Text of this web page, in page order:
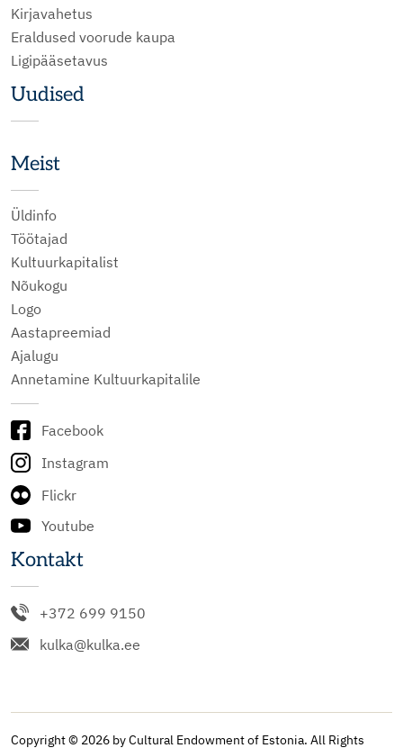
Kirjavahetus
Eraldused voorude kaupa
Ligipääsetavus
Uudised
Meist
Üldinfo
Töötajad
Kultuurkapitalist
Nõukogu
Logo
Aastapreemiad
Ajalugu
Annetamine Kultuurkapitalile
Facebook
Instagram
Flickr
Youtube
Kontakt
+372 699 9150
kulka@kulka.ee
Copyright © 2026 by Cultural Endowment of Estonia. All Rights